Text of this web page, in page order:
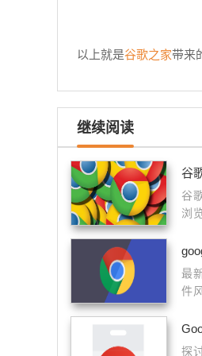
以上就是谷歌之家带来
继续阅读
谷
谷
浏
最
件
探